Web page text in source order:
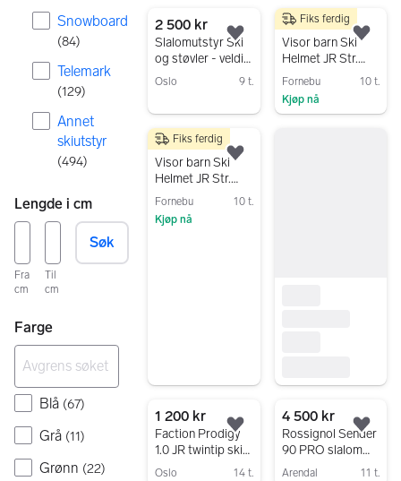
Snowboard
(84)
Telemark
(129)
Annet
skiutstyr
(494)
Lengde i cm
Fra
cm
Til
cm
Søk
Farge
Blå (67)
Grå (11)
Grønn (22)
2 500 kr
Slalomutstyr Ski
og støvler - veldig
pent brukt
Oslo 9 t.
Legg til som favoritt.
250 kr
Visor barn Ski
Helmet JR Str.
49-51
Fornebu
10 t.
Kjøp nå
Fiks ferdig
250 kr
Visor barn Ski
Helmet JR Str.
52-54
Fornebu
10 t.
Kjøp nå
Fiks ferdig
1 200 kr
Faction Prodigy
1.0 JR twintip ski
155 cm
Oslo 14 t.
Legg til som favoritt.
4 500 kr
Rossignol Sender
90 PRO slalom
ski 160cm
Arendal 11 t.